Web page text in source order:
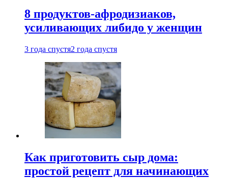
8 продуктов-афродизиаков,
усиливающих либидо у женщин
3 года спустя2 года спустя
Как приготовить сыр дома:
простой рецепт для начинающих